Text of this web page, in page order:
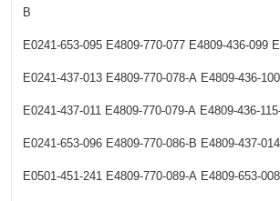
B
E0241-653-095 E4809-770-077 E4809-436-099
E0241-437-013 E4809-770-078-A E4809-436-100
E0241-437-011 E4809-770-079-A E4809-436-
E0241-653-096 E4809-770-086-B E4809-437-014
E0501-451-241 E4809-770-089-A E4809-653-